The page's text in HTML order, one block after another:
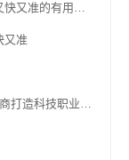
上海圣刚西林瓶粉剂灌装机：让粉剂灌装又快又准的有用辅佐
又准
深度天极资讯频道_IT职业资讯_互联网_电商打造科技职业威望坐看途径风云变迁